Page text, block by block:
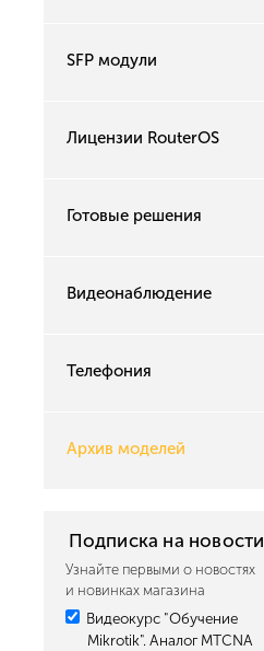
SFP модули
Лицензии RouterOS
Готовые решения
Видеонаблюдение
Телефония
Архив моделей
Подписка на новости
Узнайте первыми о новостях
и новинках магазина
Видеокурс "Обучение
Mikrotik". Аналог MTCNA